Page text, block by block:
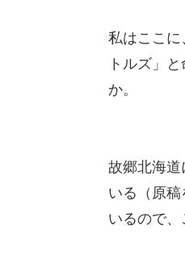
私はここに
トルズ」
か。
故郷北海道
いる（原
いるので、